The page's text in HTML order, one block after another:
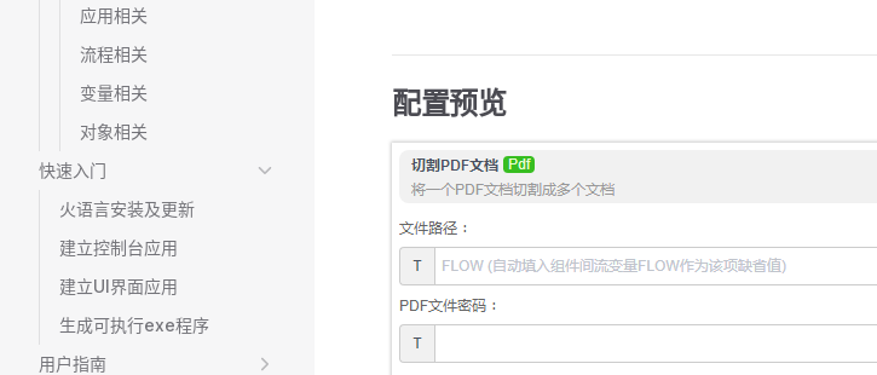
应用相关
流程相关
变量相关
对象相关
快速入门
火语言安装及更新
建立控制台应用
建立UI界面应用
生成可执行exe程序
用户指南
配置预览